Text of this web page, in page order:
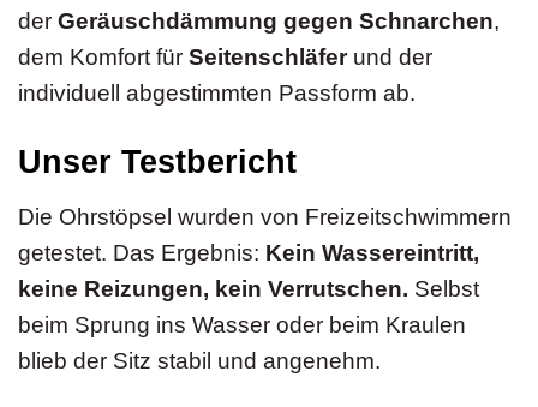
der Geräuschdämmung gegen Schnarchen,
dem Komfort für Seitenschläferund der
individuell abgestimmten Passform ab.
Unser Testbericht
Die Ohrstöpsel wurden von Freizeitschwimmern
getestet. Das Ergebnis: Kein Wassereintritt,
keine Reizungen, kein Verrutschen. Selbst
beim Sprung ins Wasser oder beim Kraulen
blieb der Sitz stabil und angenehm.